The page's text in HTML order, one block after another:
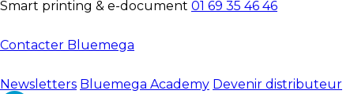
Smart printing & e-document 01 69 35 46 46
Contacter Bluemega
Newsletters Bluemega Academy Devenir distributeur